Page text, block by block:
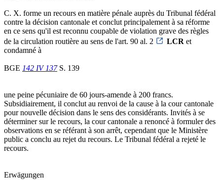
C. X. forme un recours en matière pénale auprès du Tribunal fédéral
contre la décision cantonale et conclut principalement à sa réforme
en ce sens qu'il est reconnu coupable de violation grave des règles
de la circulation routière au sens de l'art. 90 al. 2
LCR et
condamné à
BGE 142 IV 137S. 139
une peine pécuniaire de 60 jours-amende à 200 francs.
Subsidiairement, il conclut au renvoi de la cause à la cour cantonale
pour nouvelle décision dans le sens des considérants. Invités à se
déterminer sur le recours, la cour cantonale a renoncé à formuler des
observations en se référant à son arrêt, cependant que le Ministère
public a conclu au rejet du recours. Le Tribunal fédéral a rejeté le
recours.
Erwägungen